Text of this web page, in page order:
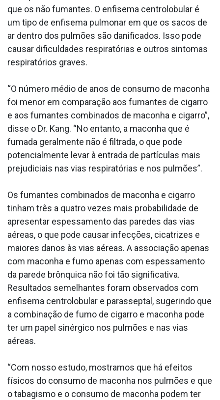
que os não fumantes. O enfisema centrolobular é
um tipo de enfisema pulmonar em que os sacos de
ar dentro dos pulmões são danificados. Isso pode
causar dificuldades respiratórias e outros sintomas
respiratórios graves.
“O número médio de anos de consumo de maconha
foi menor em comparação aos fumantes de cigarro
e aos fumantes combinados de maconha e cigarro”,
disse o Dr. Kang. “No entanto, a maconha que é
fumada geralmente não é filtrada, o que pode
potencialmente levar à entrada de partículas mais
prejudiciais nas vias respiratórias e nos pulmões”.
Os fumantes combinados de maconha e cigarro
tinham três a quatro vezes mais probabilidade de
apresentar espessamento das paredes das vias
aéreas, o que pode causar infecções, cicatrizes e
maiores danos às vias aéreas. A associação apenas
com maconha e fumo apenas com espessamento
da parede brônquica não foi tão significativa.
Resultados semelhantes foram observados com
enfisema centrolobular e parasseptal, sugerindo que
a combinação de fumo de cigarro e maconha pode
ter um papel sinérgico nos pulmões e nas vias
aéreas.
“Com nosso estudo, mostramos que há efeitos
físicos do consumo de maconha nos pulmões e que
o tabagismo e o consumo de maconha podem ter